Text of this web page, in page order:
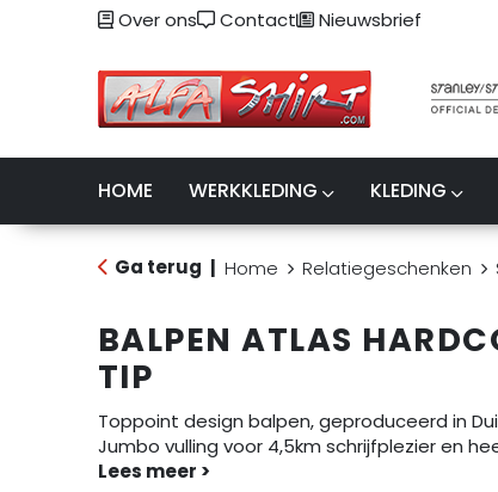
Over ons Contact Nieuwsbrief
HOME WERKKLEDING KLEDING
Ga terug Home Relatiegeschenken
BALPEN ATLAS
TIP
Toppoint design balpen, geproduceerd in
Jumbo vulling voor 4,5km schrijfplezier en